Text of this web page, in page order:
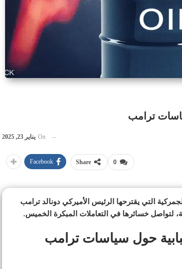
ترامب
On يناير 23, 2025
0
Share
Facebook
التي يقترحها الرئيس الأميركي دونالد ترامب
لتواصل خسائرها في التعاملات المبكرة الخميس.
حول سياسات ترامب